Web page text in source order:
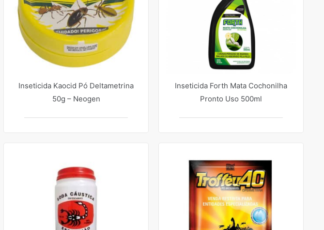
Inseticida Kaocid Pó Deltametrina
50g – Neogen
Inseticida Forth Mata Cochonilha
Pronto Uso 500ml